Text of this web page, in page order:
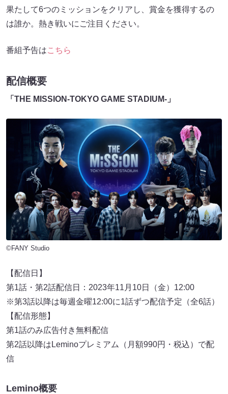
果たして6つのミッションをクリアし、賞金を獲得するの
は誰か。熱き戦いにご注目ください。
番組予告はこちら
配信概要
「THE MISSION-TOKYO GAME STADIUM-」
©FANY Studio
【配信日】
第1話・第2話配信日：2023年11月10日（金）12:00
※第3話以降は毎週金曜12:00に1話ずつ配信予定（全6話）
【配信形態】
第1話のみ広告付き無料配信
第2話以降はLeminoプレミアム（月額990円・税込）で配
信
Lemino概要